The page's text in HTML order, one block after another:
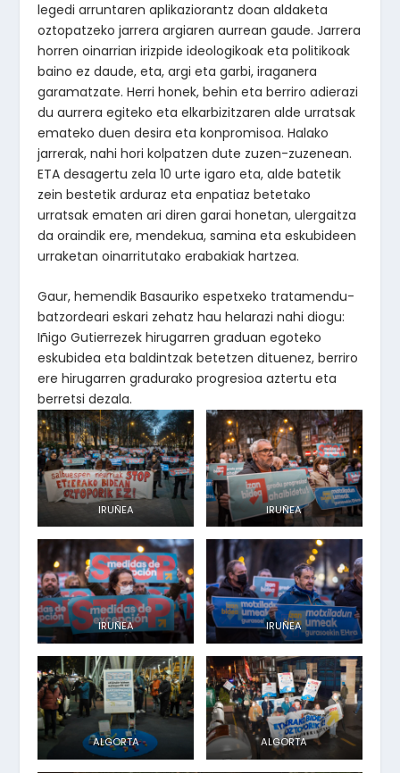
legedi arruntaren aplikaziorantz doan aldaketa
oztopatzeko jarrera argiaren aurrean gaude. Jarrera
horren oinarrian irizpide ideologikoak eta politikoak
baino ez daude, eta, argi eta garbi, iraganera
garamatzate. Herri honek, behin eta berriro adierazi
du aurrera egiteko eta elkarbizitzaren alde urratsak
emateko duen desira eta konpromisoa. Halako
jarrerak, nahi hori kolpatzen dute zuzen-zuzenean.
ETA desagertu zela 10 urte igaro eta, alde batetik
zein bestetik arduraz eta enpatiaz betetako
urratsak ematen ari diren garai honetan, ulergaitza
da oraindik ere, mendekua, samina eta eskubideen
urraketan oinarritutako erabakiak hartzea.
Gaur, hemendik Basauriko espetxeko tratamendu-
batzordeari eskari zehatz hau helarazi nahi diogu:
Iñigo Gutierrezek hirugarren graduan egoteko
eskubidea eta baldintzak betetzen dituenez, berriro
ere hirugarren gradurako progresioa aztertu eta
berretsi dezala.
IRUÑEA IRUÑEA
IRUÑEA IRUÑEA
ALGORTA ALGORTA